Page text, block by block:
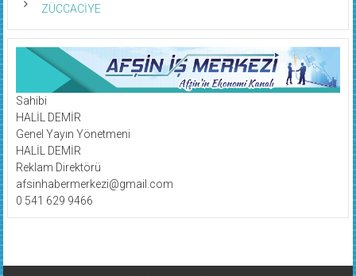
ZÜCCACİYE
Sahibi
HALİL DEMİR
Genel Yayın Yönetmeni
HALİL DEMİR
Reklam Direktörü
afsinhabermerkezi@gmail.com
0 541 629 9466